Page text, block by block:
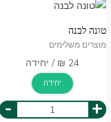
טונה לבנה
מוצרים משלימים
יחידה
+
-